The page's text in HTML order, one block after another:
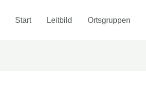
Start Leitbild Ortsgruppen